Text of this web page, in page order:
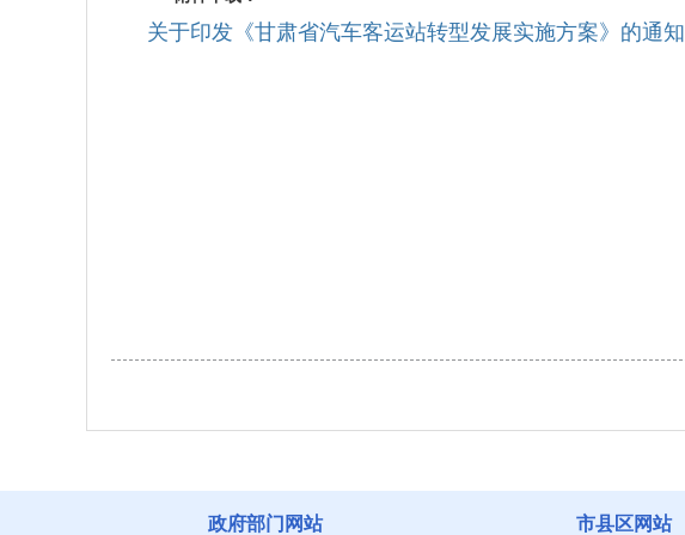
关于印发《甘肃省汽车客运站转型发展实施方案》的通知
政府部门网站 市县区网站